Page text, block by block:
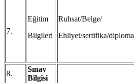
7.
Eğitim
Bilgileri
Ruhsat/Belge/
Ehliyet/sertifika/diploma
8.
Sınav
Bilgisi